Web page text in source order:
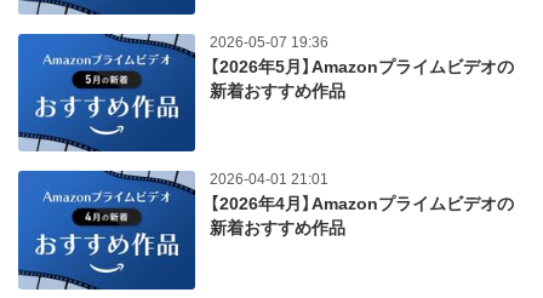
2026-05-07 19:36
【2026年5月】Amazonプライムビデオの
新着おすすめ作品
2026-04-01 21:01
【2026年4月】Amazonプライムビデオの
新着おすすめ作品